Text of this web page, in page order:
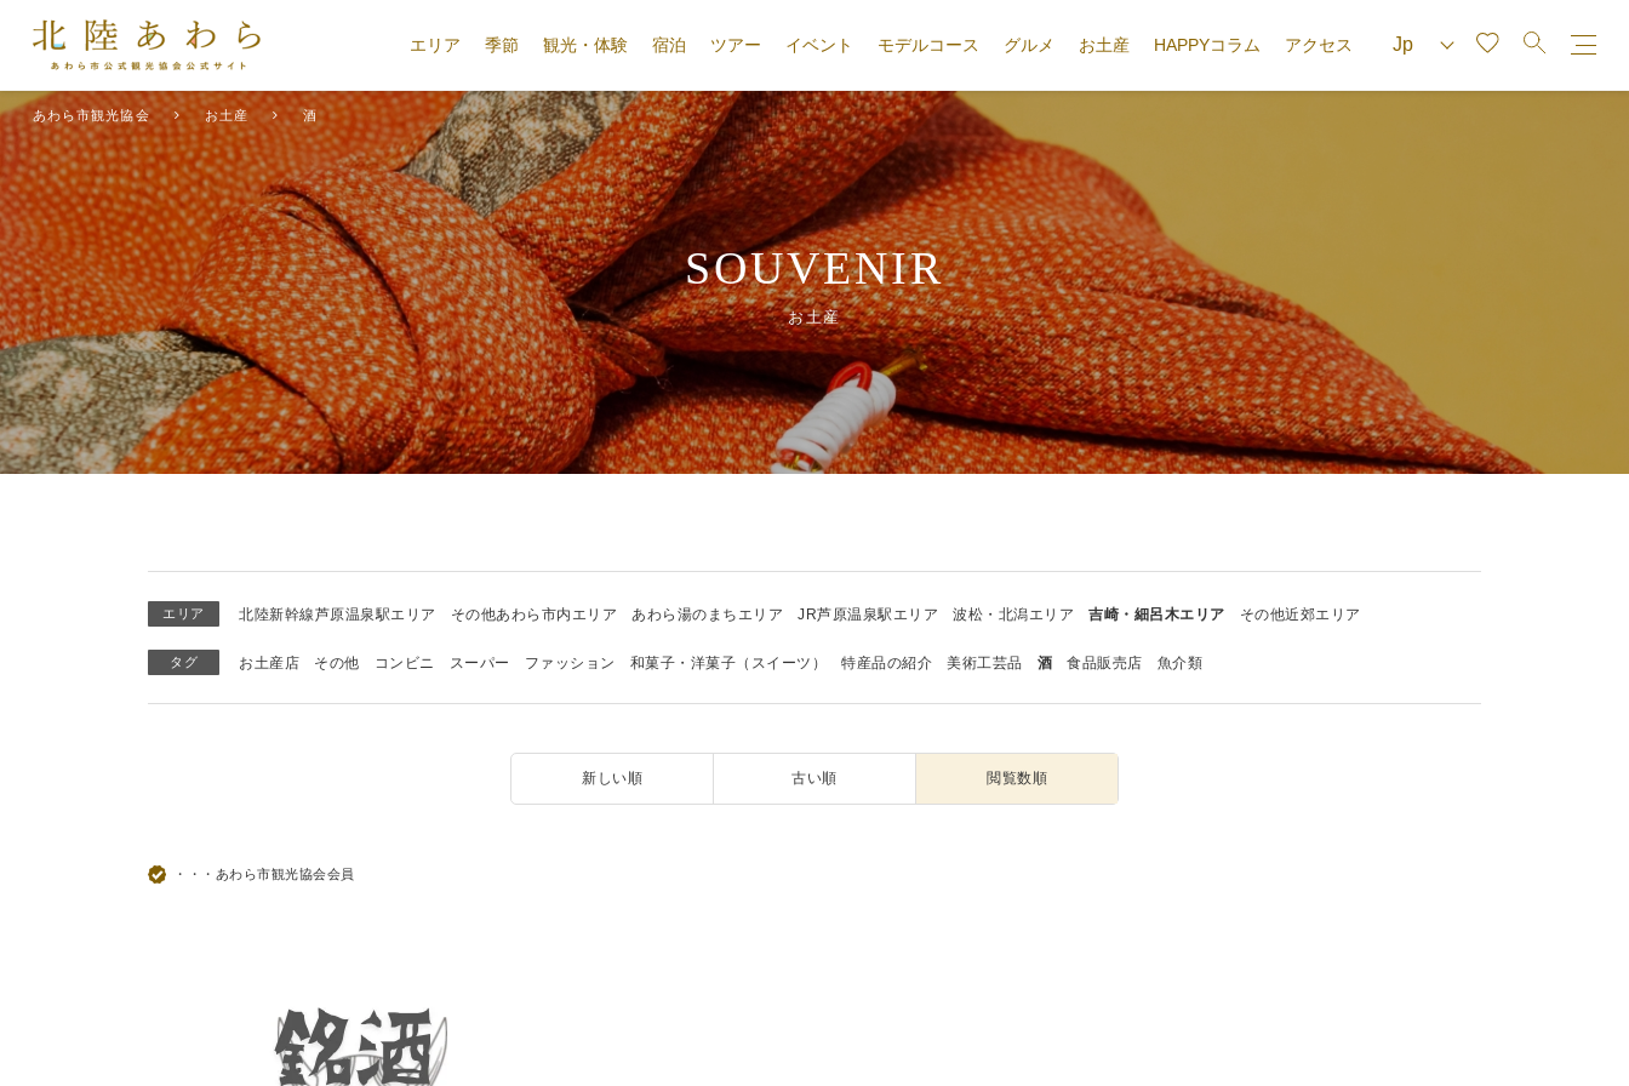
エリア 季節 観光・体験 宿泊 ツアー イベント モデルコース グルメ お土産 HAPPYコラム アクセス
あわら市観光協会 お土産 酒
SOUVENIR
お土産
エリア 北陸新幹線芦原温泉駅エリア その他あわら市内エリア あわら湯のまちエリア JR芦原温泉駅エリア 波松・北潟エリア 吉崎・細呂木エリア その他近郊エリア
タグ お土産店 その他 コンビニ スーパー ファッション 和菓子・洋菓子（スイーツ） 特産品の紹介 美術工芸品 酒 食品販売店 魚介類
新しい順 古い順 閲覧数順
・・・あわら市観光協会会員